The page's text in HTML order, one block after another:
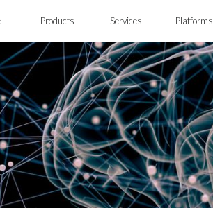
Products Services Platforms